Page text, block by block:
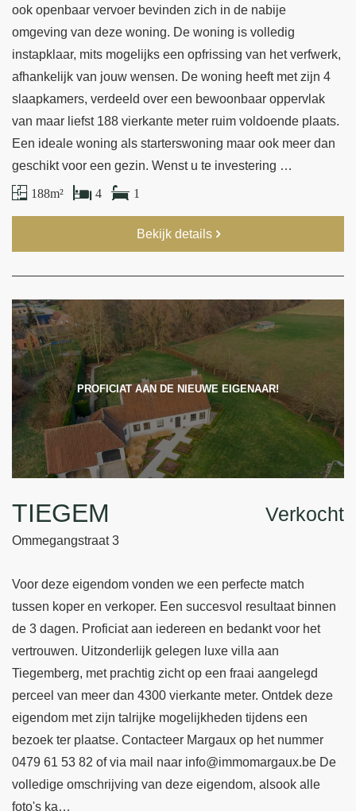
ook openbaar vervoer bevinden zich in de nabije
omgeving van deze woning. De woning is volledig
instapklaar, mits mogelijks een opfrissing van het verfwerk,
afhankelijk van jouw wensen. De woning heeft met zijn 4
slaapkamers, verdeeld over een bewoonbaar oppervlak
van maar liefst 188 vierkante meter ruim voldoende plaats.
Een ideale woning als starterswoning maar ook meer dan
geschikt voor een gezin. Wenst u te investering …
188 m² 4 1
Bekijk details
PROFICIAT AAN DE NIEUWE EIGENAAR!
TIEGEM
Ommegangstraat 3
Verkocht
Voor deze eigendom vonden we een perfecte match
tussen koper en verkoper. Een succesvol resultaat binnen
de 3 dagen. Proficiat aan iedereen en bedankt voor het
vertrouwen. Uitzonderlijk gelegen luxe villa aan
Tiegemberg, met prachtig zicht op een fraai aangelegd
perceel van meer dan 4300 vierkante meter. Ontdek deze
eigendom met zijn talrijke mogelijkheden tijdens een
bezoek ter plaatse. Contacteer Margaux op het nummer
0479 61 53 82 of via mail naar info@immomargaux.be De
volledige omschrijving van deze eigendom, alsook alle
foto's ka…